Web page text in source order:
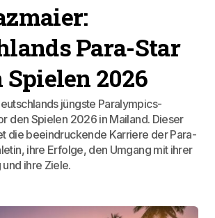
Para-Star
2026
jüngste Paralympics-
den Spielen 2026 in Mailand. Dieser
die beeindruckende Karriere der Para-
ihre Erfolge, den Umgang mit ihrer
ihre Ziele.